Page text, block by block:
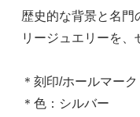
歴史的な背景と名門
リージュエリーを、
＊刻印/ホールマー
＊色：シルバー